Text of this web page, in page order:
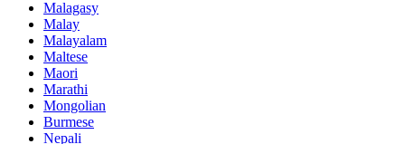
Malagasy
Malay
Malayalam
Maltese
Maori
Marathi
Mongolian
Burmese
Nepali